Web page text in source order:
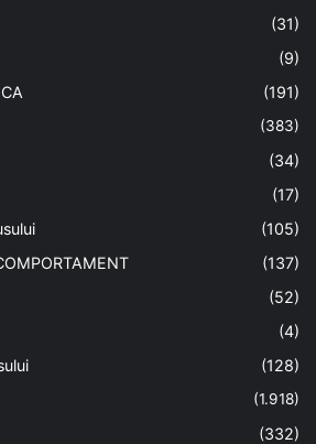
(31)
(9)
(191)
(383)
(34)
(17)
(105)
(137)
(52)
(4)
(128)
(1.918)
(332)